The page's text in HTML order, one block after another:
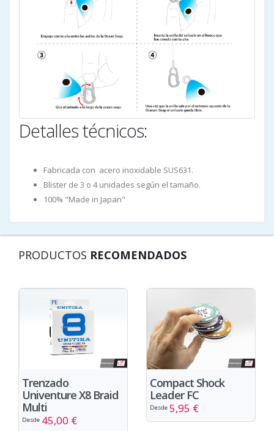
Detalles técnicos:
Fabricada con acero inoxidable SUS631.
Blister de 3 o 4 unidades según el tamaño.
100% "Made in Japan"
PRODUCTOS RECOMENDADOS
Trenzado
Univenture X8 Braid
Multi
Desde 45,00 €
Compact Shock
Leader FC
Desde 5,95 €